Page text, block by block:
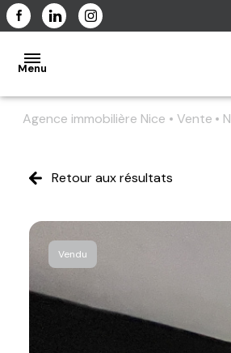
Menu
L'AGENCE
NOS
Agence immobilière Nice Vente
Retour aux résultats
Vendu